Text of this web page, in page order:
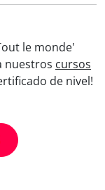
le monde'
nuestros cursos
de nivel!